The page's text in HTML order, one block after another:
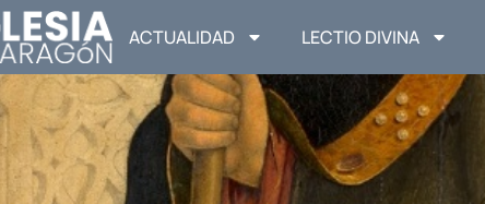
ACTUALIDAD LECTIO DIVINA